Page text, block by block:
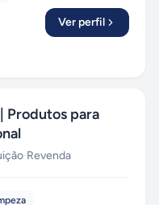
Ver perfil
Produtos para
·Revenda